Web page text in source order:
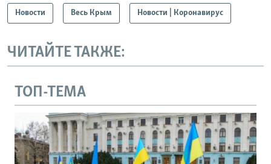
Новости Весь Крым Новости | Коронавирус
ЧИТАЙТЕ ТАКЖЕ:
ТОП-ТЕМА